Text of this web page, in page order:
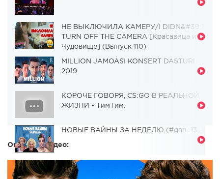
НЕ ВЫКЛЮЧИЛА КАМЕРУ/I DIDN&#39;T
TURN OFF THE CAMERA [Красавица и
Чудовище] (Выпуск 110)
MILLION JAMOASI KONSERT DASTURI
2019
КОРОЧЕ ГОВОРЯ, CS:GO В РЕАЛЬНОЙ
ЖИЗНИ - ТимТим.
НОВЫЕ ВАЙНЫ ЗА НЕДЕЛЮ (#gan_13_)
Описание видео: